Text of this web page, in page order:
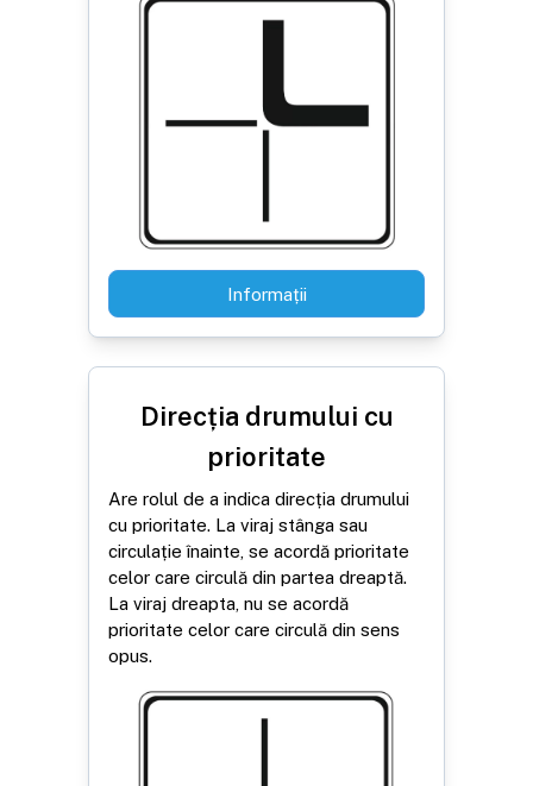
Informații
Direcția drumului cu
prioritate
Are rolul de a indica direcția drumului
cu prioritate. La viraj stânga sau
circulație înainte, se acordă prioritate
celor care circulă din partea dreaptă.
La viraj dreapta, nu se acordă
prioritate celor care circulă din sens
opus.